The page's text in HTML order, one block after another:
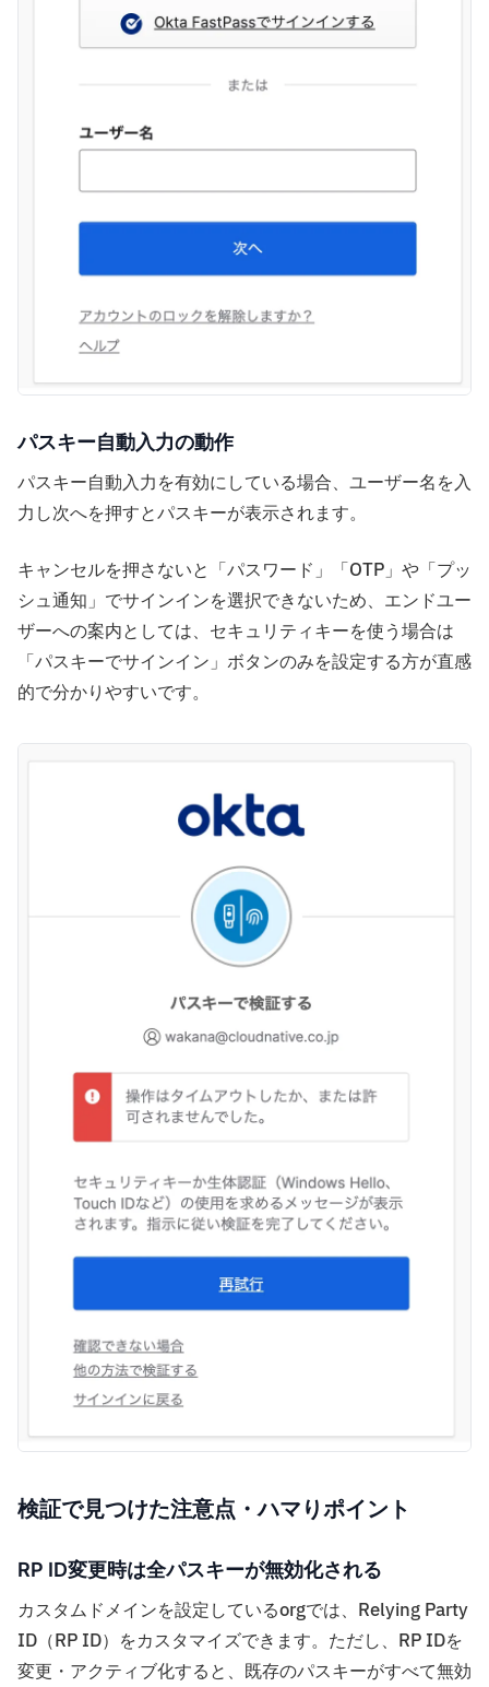
パスキー自動入力の動作
パスキー自動入力を有効にしている場合、ユーザー名を入
力し次へを押すとパスキーが表示されます。
キャンセルを押さないと「パスワード」「OTP」や「プッ
シュ通知」でサインインを選択できないため、エンドユー
ザーへの案内としては、セキュリティキーを使う場合は
「パスキーでサインイン」ボタンのみを設定する方が直感
的で分かりやすいです。
検証で見つけた注意点・ハマりポイント
RP ID変更時は全パスキーが無効化される
カスタムドメインを設定しているorgでは、Relying Party
ID（RP ID）をカスタマイズできます。ただし、RP IDを
変更・アクティブ化すると、既存のパスキーがすべて無効